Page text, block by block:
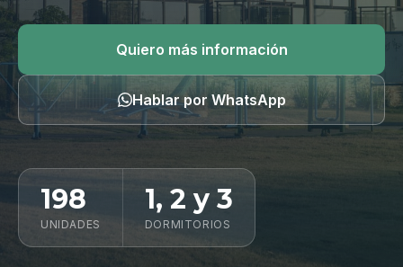
Quiero más información
Hablar por WhatsApp
198
UNIDADES
1, 2 y 3
DORMITORIOS